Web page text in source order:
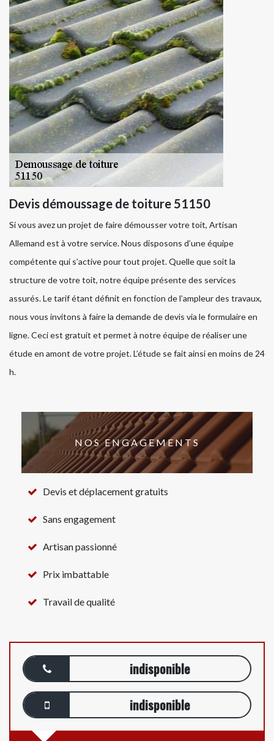
Devis démoussage de toiture 51150
Si vous avez un projet de faire démousser votre toit, Artisan
Allemand est à votre service. Nous disposons d’une équipe
compétente qui s’active pour tout projet. Quelle que soit la
structure de votre toit, notre équipe présente des services
assurés. Le tarif étant définit en fonction de l’ampleur des travaux,
nous vous invitons à faire la demande de devis via le formulaire en
ligne. Ceci est gratuit et permet à notre équipe de réaliser une
étude en amont de votre projet. L’étude se fait ainsi en moins de 24
h.
NOS ENGAGEMENTS
Devis et déplacement gratuits
Sans engagement
Artisan passionné
Prix imbattable
Travail de qualité
indisponible
indisponible